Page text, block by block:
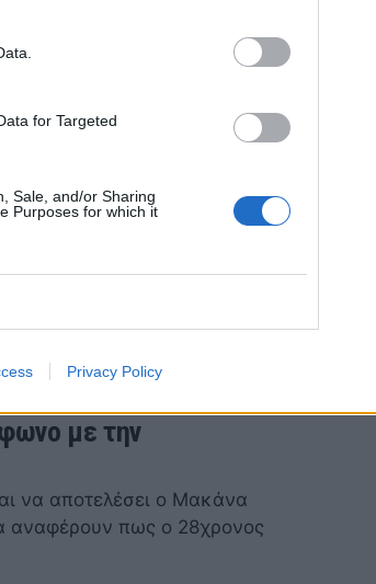
for Targeted
Sale, and/or Sharing
Purposes for which it
Privacy Policy
παίκτης της
με την
να αποτελέσει ο Μακάνα
αναφέρουν πως ο 28χρονος